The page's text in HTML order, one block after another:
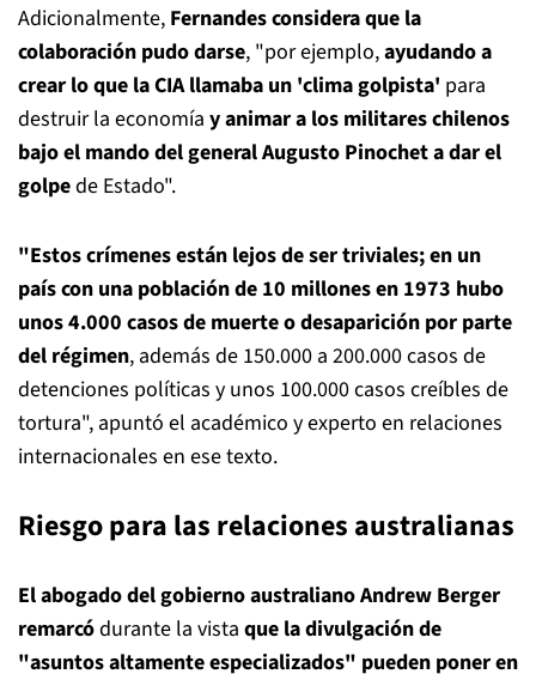
Adicionalmente, Fernandes considera que la
colaboración pudo darse, "por ejemplo,ayudando a
crear lo que la CIA llamaba un 'clima golpista' para
destruir la economía y animar a los militares chilenos
bajo el mando del general Augusto Pinocheta dar el
golpede Estado".
"Estos crímenes están lejos de ser triviales; en un
país con una población de 10 millones en 1973 hubo
unos 4.000 casos de muerte o desaparición por parte
del régimen, además de 150.000 a 200.000 casos de
detenciones políticas y unos 100.000 casos creíbles de
tortura", apuntó el académico y experto en relaciones
internacionales en ese texto.
Riesgo para las relaciones australianas
El abogado del gobierno australiano Andrew Berger
remarcódurante la vista que la divulgación de
"asuntos altamente especializados" pueden poner en